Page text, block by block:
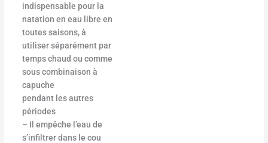
indispensable pour la
natation en eau libre en
toutes saisons, à
utiliser séparément par
temps chaud ou comme
sous combinaison à
capuche
pendant les autres
périodes
– Il empêche l’eau de
s’infiltrer dans le cou